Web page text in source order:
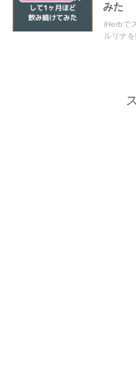
みた
iHerbで
ルリナ